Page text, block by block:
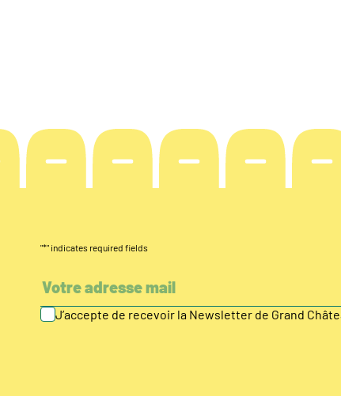
"*" indicates required fields
J’accepte de recevoir la Newsletter de Grand